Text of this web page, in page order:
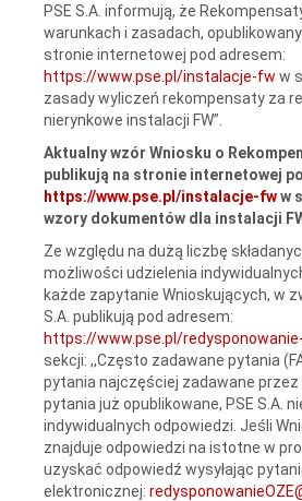
PSE S.A. informują, że
warunkach i zasadach,
stronie internetowej pod adresem:
https://www.pse.pl/instalacje-fw w
zasady wyliczeń rekompensaty za
nierynkowe instalacji FW”.
Aktualny wzór Wniosku o
publikują na stronie internetowej
https://www.pse.pl/instalacje-fww
wzory dokumentów dla instalacji
Ze względu na dużą liczbę
możliwości udzielenia
każde zapytanie Wnioskujących, w
S.A. publikują pod adresem:
https://www.pse.pl/
sekcji: ,,Często zadawane pytania
pytania najczęściej zadawane przez
pytania już opublikowane, PSE S.A.
indywidualnych odpowiedzi. Jeśli
znajduje odpowiedzi na istotne w
uzyskać odpowiedź wysyłając
elektronicznej: